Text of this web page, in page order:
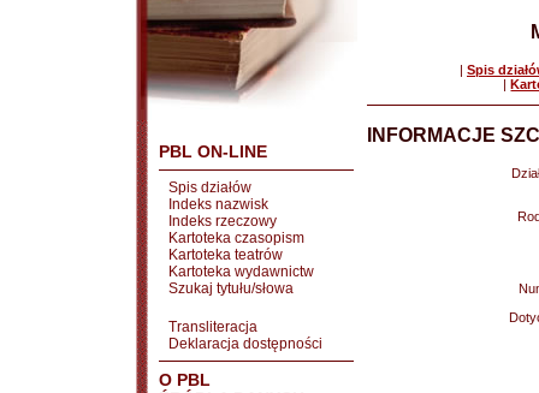
PBL ON-LINE
Spis działów
Indeks nazwisk
Indeks rzeczowy
Kartoteka czasopism
Kartoteka teatrów
Kartoteka wydawnictw
Szukaj tytułu/słowa
Transliteracja
Deklaracja dostępności
O PBL
| Spis
|
INFORMACJE